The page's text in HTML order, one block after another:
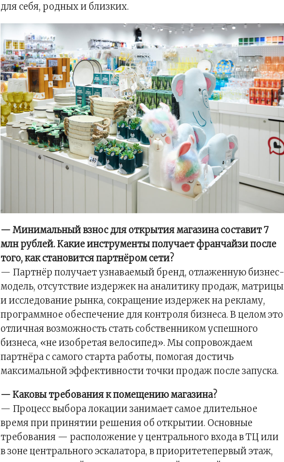
для себя, родных и близких.
— Минимальный взнос для открытия магазина составит 7
млн рублей. Какие инструменты получает франчайзи после
того, как становится партнёром сети?
— Партнёр получает узнаваемый бренд, отлаженную бизнес-
модель, отсутствие издержек на аналитику продаж, матрицы
и исследование рынка, сокращение издержек на рекламу,
программное обеспечение для контроля бизнеса. В целом это
отличная возможность стать собственником успешного
бизнеса, «не изобретая велосипед». Мы сопровождаем
партнёра с самого старта работы, помогая достичь
максимальной эффективности точки продаж после запуска.
— Каковы требования к помещению магазина?
— Процесс выбора локации занимает самое длительное
время при принятии решения об открытии. Основные
требования — расположение у центрального входа в ТЦ или
в зоне центрального эскалатора, в приоритетепервый этаж,